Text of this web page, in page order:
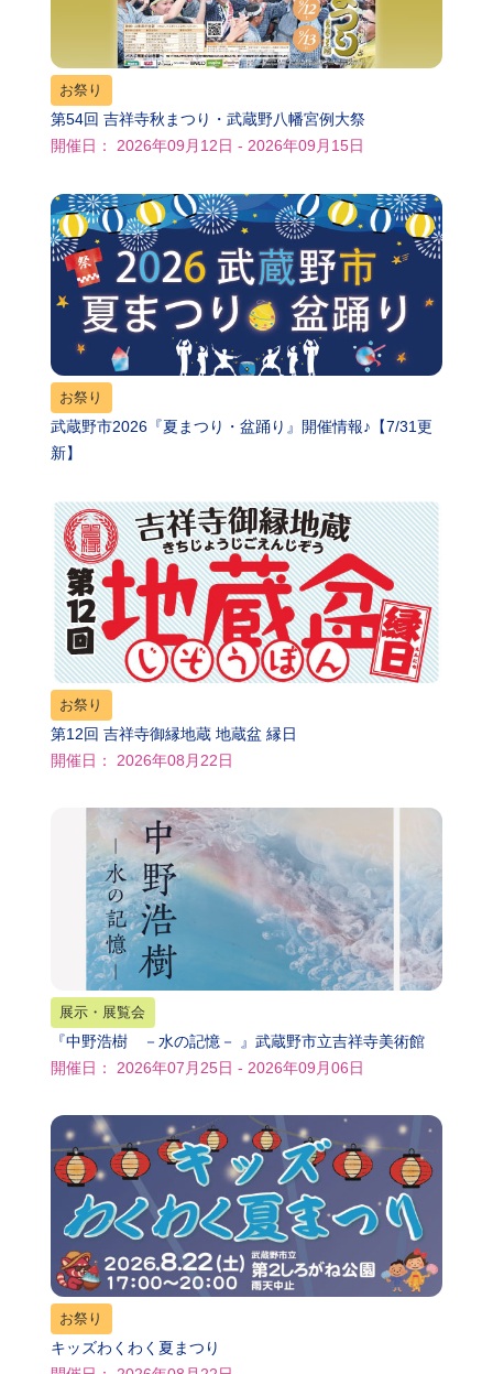
お祭り
第54回 吉祥寺秋まつり・武蔵野八幡宮例大祭
開催日： 2026年09月12日 - 2026年09月15日
お祭り
武蔵野市2026『夏まつり・盆踊り』開催情報♪【7/31更
新】
お祭り
第12回 吉祥寺御縁地蔵 地蔵盆 縁日
開催日： 2026年08月22日
展示・展覧会
『中野浩樹 －水の記憶－ 』武蔵野市立吉祥寺美術館
開催日： 2026年07月25日 - 2026年09月06日
お祭り
キッズわくわく夏まつり